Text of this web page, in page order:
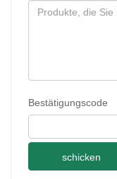
Bestätigungscode
schicken